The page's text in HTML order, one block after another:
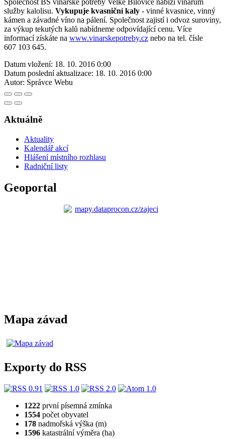
služby kalolisu. Vykupuje kvasniční kaly - vinné kvasnice, vinný
kámen a závadné víno na pálení. Společnost zajistí i odvoz suroviny,
za výkup tekutých kalů nabídneme odpovídající cenu. Více
informací získáte na www.vinarskepotreby.cz nebo na tel. čísle
607 103 645.
Datum vložení: 18. 10. 2016 0:00
Datum poslední aktualizace: 18. 10. 2016 0:00
Autor: Správce Webu
Aktuálně
Aktuality
Kalendář akcí
Hlášení místního rozhlasu
Radniční listy
Geoportal
Mapa závad
Exporty do RSS
1222 první písemná zmínka
1554 počet obyvatel
178 nadmořská výška (m)
1596 katastrální výměra (ha)